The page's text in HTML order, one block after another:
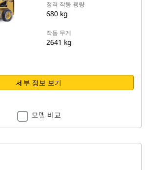
정격 작동 용량
680 kg
작동 무게
2641 kg
세부 정보 보기
모델 비교